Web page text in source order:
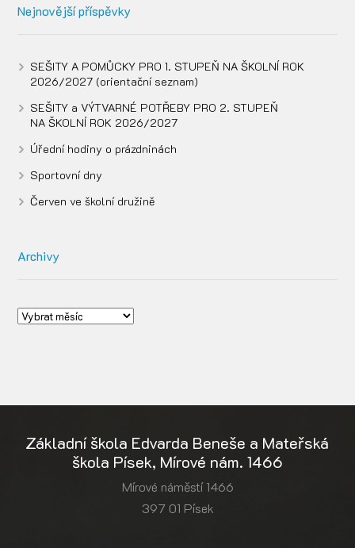
Nejnovější příspěvky
SEŠITY A POMŮCKY PRO 1. STUPEŇ NA ŠKOLNÍ ROK
2026/2027 (orientační seznam)
SEŠITY a VÝTVARNÉ POTŘEBY PRO 2. STUPEŇ
NA ŠKOLNÍ ROK 2026/2027
Úřední hodiny o prázdninách
Sportovní dny
Červen ve školní družině
Archivy
Základní škola Edvarda Beneše a Mateřská
škola Písek, Mírové nám. 1466
Mírové náměstí 1466
397 01 Písek